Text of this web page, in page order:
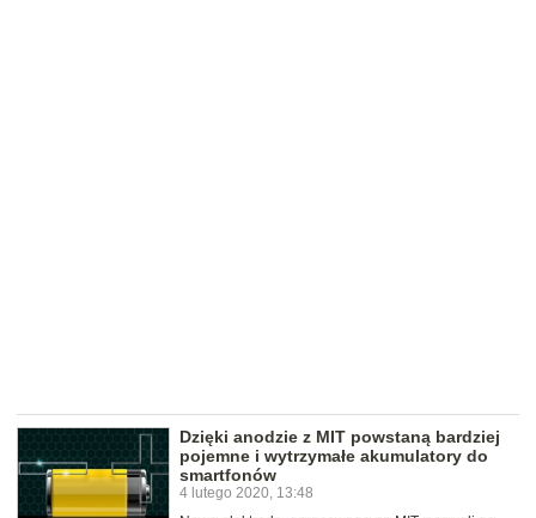
Dzięki anodzie z MIT powstaną bardziej
pojemne i wytrzymałe akumulatory do
smartfonów
4 lutego 2020, 13:48